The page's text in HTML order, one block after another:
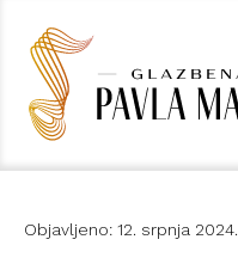
Objavljeno: 12. srpnja 2024.